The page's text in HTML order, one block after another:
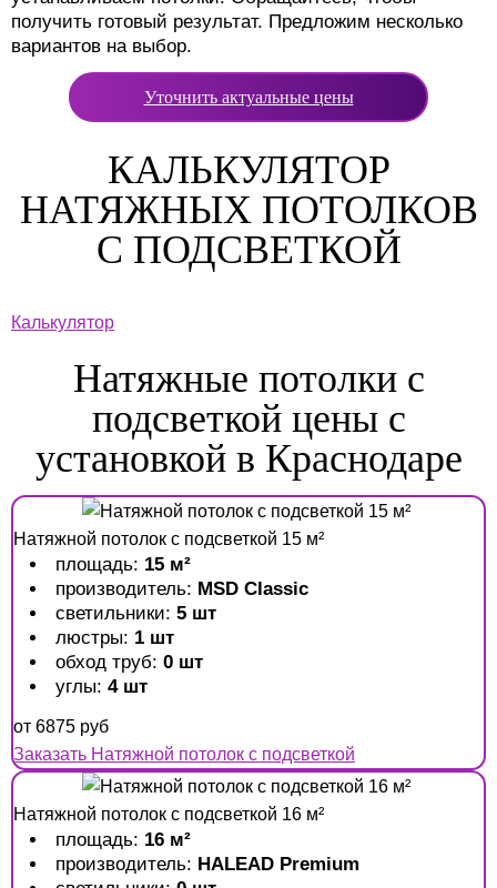
получить готовый результат. Предложим несколько
вариантов на выбор.
Уточнить актуальные цены
КАЛЬКУЛЯТОР
НАТЯЖНЫХ ПОТОЛКОВ
С ПОДСВЕТКОЙ
Калькулятор
Натяжные потолки с
подсветкой цены с
установкой в Краснодаре
Натяжной потолок с подсветкой 15 м²
площадь: 15 м²
производитель: MSD Classic
светильники: 5 шт
люстры: 1 шт
обход труб: 0 шт
углы: 4 шт
от 6875 руб
Заказать Натяжной потолок с подсветкой
Натяжной потолок с подсветкой 16 м²
площадь: 16 м²
производитель: HALEAD Premium